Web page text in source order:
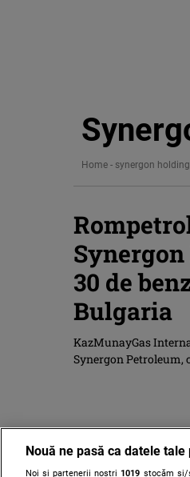
Home - synergon holding
Synergon
30 de
Bulgaria
KazMunayGas
Synergon Petroleum,
Nouă ne pasă ca datele
Noi și partenerii noștri1019 stocăm și/